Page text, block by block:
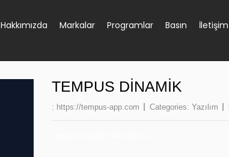
Hakkımızda Markalar Programlar Basın İletişim
TEMPUS DINAMIK
: https://tempus-app.com Categories: Yazılım